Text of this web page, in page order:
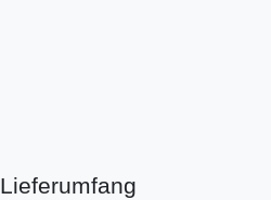
Lieferumfang